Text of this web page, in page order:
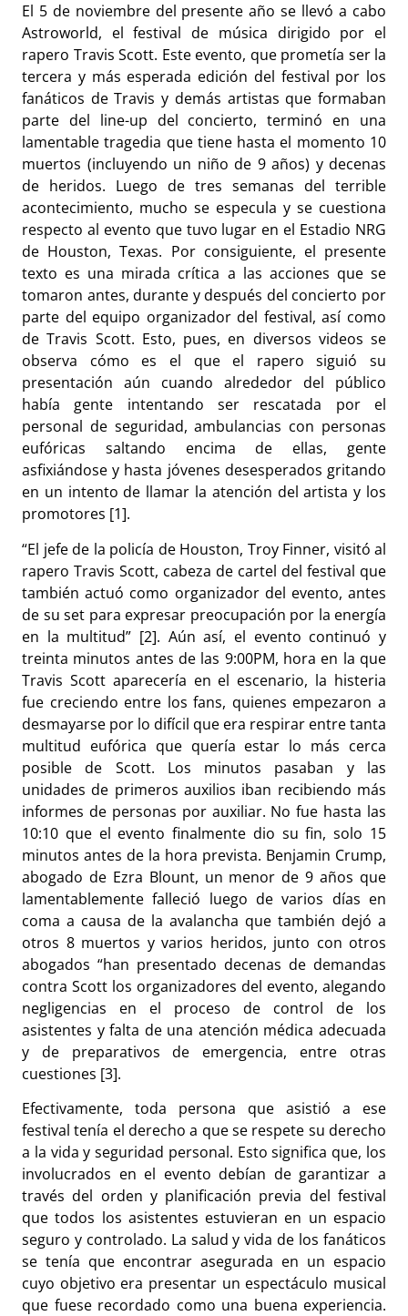
El 5 de noviembre del presente año se llevó a cabo
Astroworld, el festival de música dirigido por el
rapero Travis Scott. Este evento, que prometía ser la
tercera y más esperada edición del festival por los
fanáticos de Travis y demás artistas que formaban
parte del line-up del concierto, terminó en una
lamentable tragedia que tiene hasta el momento 10
muertos (incluyendo un niño de 9 años) y decenas
de heridos. Luego de tres semanas del terrible
acontecimiento, mucho se especula y se cuestiona
respecto al evento que tuvo lugar en el Estadio NRG
de Houston, Texas. Por consiguiente, el presente
texto es una mirada crítica a las acciones que se
tomaron antes, durante y después del concierto por
parte del equipo organizador del festival, así como
de Travis Scott. Esto, pues, en diversos videos se
observa cómo es el que el rapero siguió su
presentación aún cuando alrededor del público
había gente intentando ser rescatada por el
personal de seguridad, ambulancias con personas
eufóricas saltando encima de ellas, gente
asfixiándose y hasta jóvenes desesperados gritando
en un intento de llamar la atención del artista y los
promotores [1].
“El jefe de la policía de Houston, Troy Finner, visitó al
rapero Travis Scott, cabeza de cartel del festival que
también actuó como organizador del evento, antes
de su set para expresar preocupación por la energía
en la multitud” [2]. Aún así, el evento continuó y
treinta minutos antes de las 9:00PM, hora en la que
Travis Scott aparecería en el escenario, la histeria
fue creciendo entre los fans, quienes empezaron a
desmayarse por lo difícil que era respirar entre tanta
multitud eufórica que quería estar lo más cerca
posible de Scott. Los minutos pasaban y las
unidades de primeros auxilios iban recibiendo más
informes de personas por auxiliar. No fue hasta las
10:10 que el evento finalmente dio su fin, solo 15
minutos antes de la hora prevista. Benjamin Crump,
abogado de Ezra Blount, un menor de 9 años que
lamentablemente falleció luego de varios días en
coma a causa de la avalancha que también dejó a
otros 8 muertos y varios heridos, junto con otros
abogados “han presentado decenas de demandas
contra Scott los organizadores del evento, alegando
negligencias en el proceso de control de los
asistentes y falta de una atención médica adecuada
y de preparativos de emergencia, entre otras
cuestiones [3].
Efectivamente, toda persona que asistió a ese
festival tenía el derecho a que se respete su derecho
a la vida y seguridad personal. Esto significa que, los
involucrados en el evento debían de garantizar a
través del orden y planificación previa del festival
que todos los asistentes estuvieran en un espacio
seguro y controlado. La salud y vida de los fanáticos
se tenía que encontrar asegurada en un espacio
cuyo objetivo era presentar un espectáculo musical
que fuese recordado como una buena experiencia.